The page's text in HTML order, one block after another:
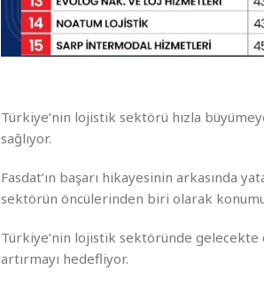
Türkiye’nin lojistik sektörü hızla
sağlıyor.
Fasdat’ın başarı hikayesinin arkasında
sektörün öncülerinden biri olarak
Türkiye’nin lojistik sektöründe
artırmayı hedefliyor.